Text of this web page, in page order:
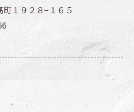
１９２８−１６５